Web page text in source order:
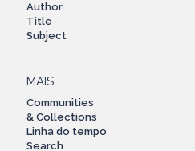
Author
Title
Subject
MAIS
Communities
& Collections
Linha do tempo
Search